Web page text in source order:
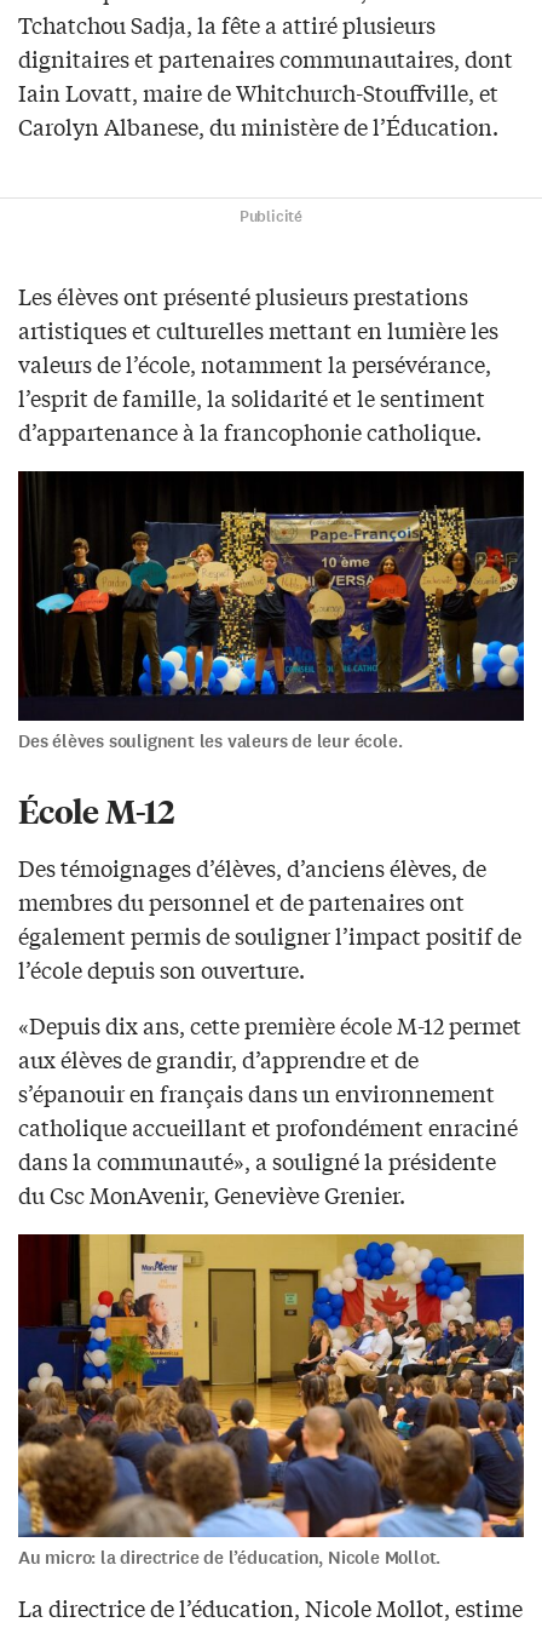
Tchatchou Sadja, la fête a attiré plusieurs
dignitaires et partenaires communautaires, dont
Iain Lovatt, maire de Whitchurch-Stouffville, et
Carolyn Albanese, du ministère de l’Éducation.
Publicité
Les élèves ont présenté plusieurs prestations
artistiques et culturelles mettant en lumière les
valeurs de l’école, notamment la persévérance,
l’esprit de famille, la solidarité et le sentiment
d’appartenance à la francophonie catholique.
Des élèves soulignent les valeurs de leur école.
École M-12
Des témoignages d’élèves, d’anciens élèves, de
membres du personnel et de partenaires ont
également permis de souligner l’impact positif de
l’école depuis son ouverture.
«Depuis dix ans, cette première école M-12 permet
aux élèves de grandir, d’apprendre et de
s’épanouir en français dans un environnement
catholique accueillant et profondément enraciné
dans la communauté», a souligné la présidente
du Csc MonAvenir, Geneviève Grenier.
Au micro: la directrice de l’éducation, Nicole Mollot.
La directrice de l’éducation, Nicole Mollot, estime